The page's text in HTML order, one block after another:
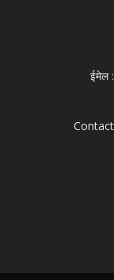
ईमेल